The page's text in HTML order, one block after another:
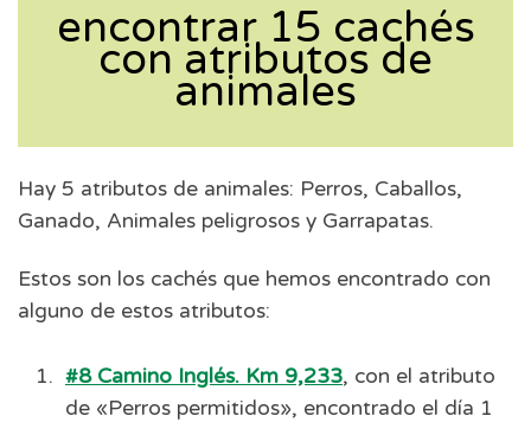
encontrar 15 cachés
con atributos de
animales
Hay 5 atributos de animales: Perros, Caballos,
Ganado, Animales peligrosos y Garrapatas.
Estos son los cachés que hemos encontrado con
alguno de estos atributos:
#8 Camino Inglés. Km 9,233, con el atributo
de «Perros permitidos», encontrado el día 1